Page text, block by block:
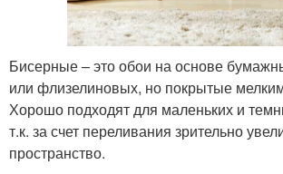
Бисерные – это обои на основе
или флизелиновых, но покрытые
Хорошо подходят для маленьких и
т.к. за счет переливания зрительно
пространство.